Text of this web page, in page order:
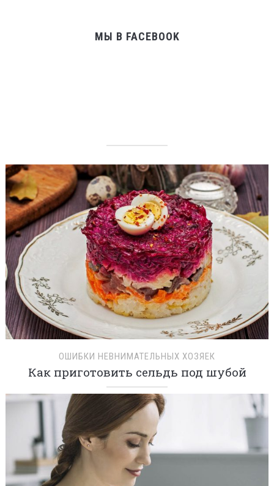
МЫ В FACEBOOK
ОШИБКИ НЕВНИМАТЕЛЬНЫХ ХОЗЯЕК
Как приготовить сельдь под шубой